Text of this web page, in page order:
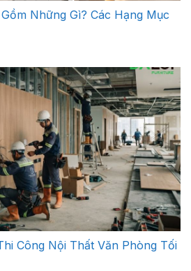
Những Gì? Các Hạng Mục
Công Nội Thất Văn Phòng Tối